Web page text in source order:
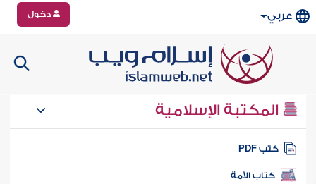
عربي دخول
المكتبة الإسلامية
كتب PDF